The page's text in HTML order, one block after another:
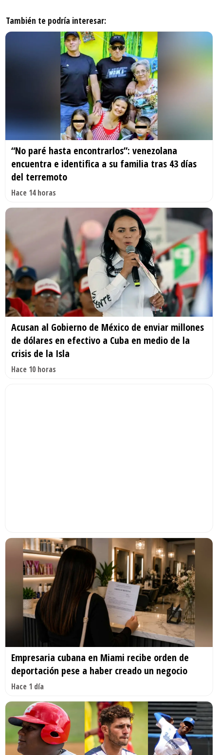
También te podría interesar:
“No paré hasta encontrarlos”: venezolana
encuentra e identifica a su familia tras 43 días
del terremoto
Hace 14 horas
Acusan al Gobierno de México de enviar millones
de dólares en efectivo a Cuba en medio de la
crisis de la Isla
Hace 10 horas
Empresaria cubana en Miami recibe orden de
deportación pese a haber creado un negocio
Hace 1 día